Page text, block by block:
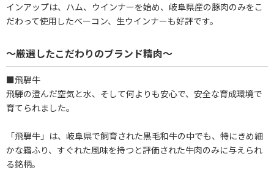
インアップは、ハム、ウインナーを始め、岐阜県産の豚肉のみをこ
だわって使用したベーコン、生ウインナーも好評です。
～厳選したこだわりのブランド精肉～
■飛騨牛
飛騨の澄んだ空気と水、そして何よりも安心で、安全な育成環境で
育てられました。
「飛騨牛」は、岐阜県で飼育された黒毛和牛の中でも、特にきめ細
かな霜ふり、すぐれた風味を持つと評価された牛肉のみに与えられ
る銘柄。